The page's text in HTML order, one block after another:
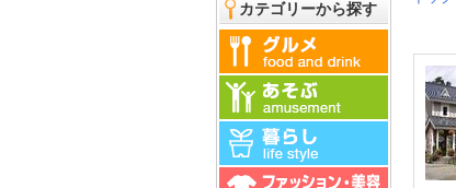
カテゴリーから探す